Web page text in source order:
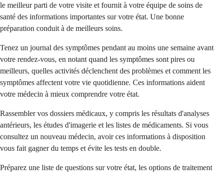
le meilleur parti de votre visite et fournit à votre équipe de soins de
santé des informations importantes sur votre état. Une bonne
préparation conduit à de meilleurs soins.
Tenez un journal des symptômes pendant au moins une semaine avant
votre rendez-vous, en notant quand les symptômes sont pires ou
meilleurs, quelles activités déclenchent des problèmes et comment les
symptômes affectent votre vie quotidienne. Ces informations aident
votre médecin à mieux comprendre votre état.
Rassembler vos dossiers médicaux, y compris les résultats d'analyses
antérieurs, les études d'imagerie et les listes de médicaments. Si vous
consultez un nouveau médecin, avoir ces informations à disposition
vous fait gagner du temps et évite les tests en double.
Préparez une liste de questions sur votre état, les options de traitement